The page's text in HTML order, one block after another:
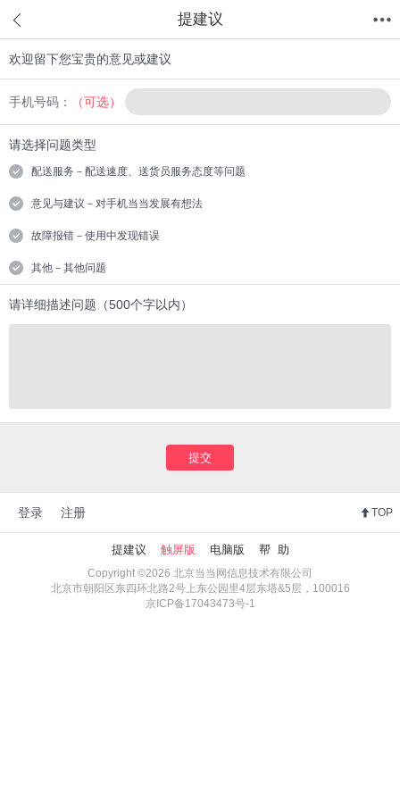
提建议
欢迎留下您宝贵的意见或建议
手机号码： （可选）
请选择问题类型
配送服务－配送速度、送货员服务态度等问题
意见与建议－对手机当当发展有想法
故障报错－使用中发现错误
其他－其他问题
请详细描述问题（500个字以内）
提交
登录 注册 TOP
提建议 触屏版 电脑版 帮 助
Copyright ©2026 北京当当网信息技术有限公司
北京市朝阳区东四环北路2号上东公园里4层东塔&5层，100016
京ICP备17043473号-1